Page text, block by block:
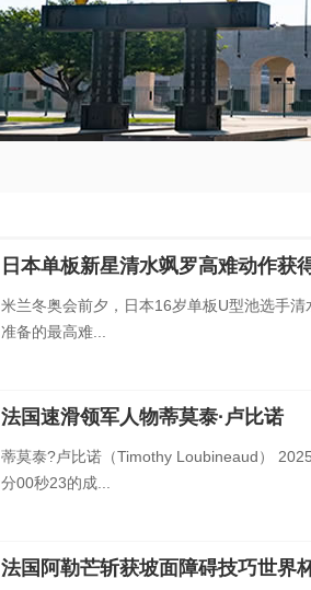
日本单板新星清水飒罗高难动作获
米兰冬奥会前夕，日本16岁单板U型池选手
准备的最高难...
法国速滑领军人物蒂莫泰·卢比诺
蒂莫泰?卢比诺（Timothy Loubineaud）
分00秒23的成...
法国阿勒芒斩获坡面障碍技巧世界